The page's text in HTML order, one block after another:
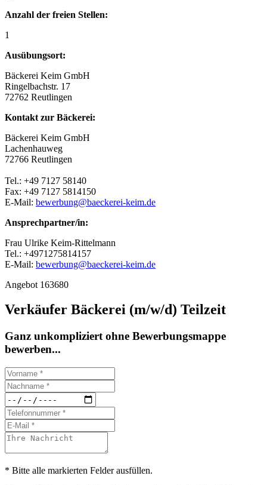
Anzahl der freien Stellen:
1
Ausübungsort:
Bäckerei Keim GmbH
Ringelbachstr. 17
72762 Reutlingen
Kontakt zur Bäckerei:
Bäckerei Keim GmbH
Lachenhauweg
72766 Reutlingen
Tel.: +49 7127 58140
Fax: +49 7127 5814150
E-Mail: bewerbung@baeckerei-keim.de
Ansprechpartner/in:
Frau Ulrike Keim-Rittelmann
Tel.: +4971275814157
E-Mail: bewerbung@baeckerei-keim.de
Angebot 163680
Verkäufer Bäckerei (m/w/d) Teilzeit
Ganz unkompliziert ohne Bewerbungsmappe
bewerben...
* Bitte alle markierten Felder ausfüllen.